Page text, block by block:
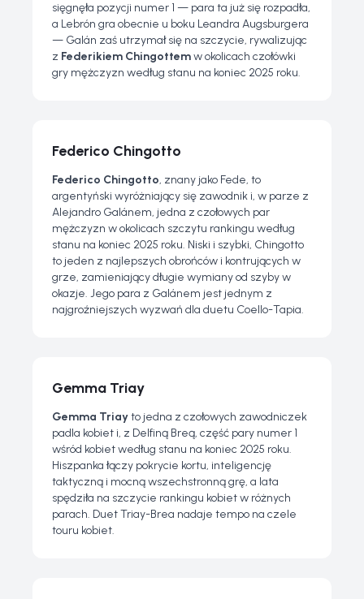
sięgnęła pozycji numer 1 — para ta już się rozpadła,
a Lebrón gra obecnie u boku Leandra Augsburgera
— Galán zaś utrzymał się na szczycie, rywalizując
z Federikiem Chingottemw okolicach czołówki
gry mężczyzn według stanu na koniec 2025 roku.
Federico Chingotto
Federico Chingotto, znany jako Fede, to
argentyński wyróżniający się zawodnik i, w parze z
Alejandro Galánem, jedna z czołowych par
mężczyzn w okolicach szczytu rankingu według
stanu na koniec 2025 roku. Niski i szybki, Chingotto
to jeden z najlepszych obrońców i kontrujących w
grze, zamieniający długie wymiany od szyby w
okazje. Jego para z Galánem jest jednym z
najgroźniejszych wyzwań dla duetu Coello-Tapia.
Gemma Triay
Gemma Triayto jedna z czołowych zawodniczek
padla kobiet i, z Delfiną Breą, część pary numer 1
wśród kobiet według stanu na koniec 2025 roku.
Hiszpanka łączy pokrycie kortu, inteligencję
taktyczną i mocną wszechstronną grę, a lata
spędziła na szczycie rankingu kobiet w różnych
parach. Duet Triay-Brea nadaje tempo na czele
touru kobiet.